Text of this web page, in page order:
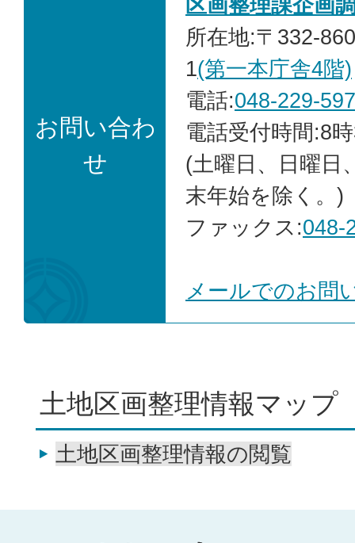
お問い合わ
せ
区画整理課企画
所在地:〒332-
1(第一本庁舎4階)
電話:048-229-
電話受付時間:8
(土曜日、日曜日
末年始を除く。)
ファックス:048-
メールでのお問
土地区画整理情報マップ
土地区画整理情報の閲覧